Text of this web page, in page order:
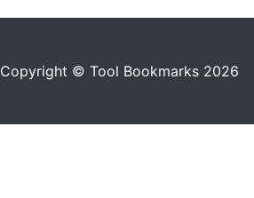
Copyright © Tool Bookmarks 2026